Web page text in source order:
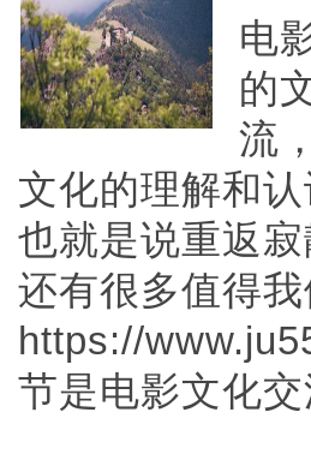
电
的
流
文化的理解和
也就是说重返
还有很多值得
https://
节是电影文化